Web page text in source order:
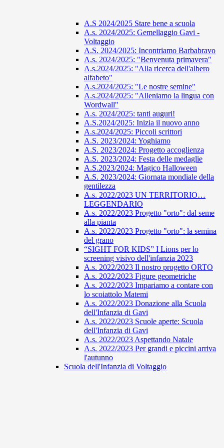
A.S 2024/2025 Stare bene a scuola
A.s. 2024/2025: Gemellaggio Gavi -
Voltaggio
A.S. 2024/2025: Incontriamo Barbabravo
A.s. 2024/2025: "Benvenuta primavera"
A.s.2024/2025: "Alla ricerca dell'albero
alfabeto"
A.s.2024/2025: "Le nostre semine"
A.s.2024/2025: "Alleniamo la lingua con
Wordwall"
A.s. 2024/2025: tanti auguri!
A.S.2024/2025: Inizia il nuovo anno
A.s.2024/2025: Piccoli scrittori
A.S. 2023/2024: Yoghiamo
A.S. 2023/2024: Progetto accoglienza
A.S. 2023/2024: Festa delle medaglie
A.S.2023/2024: Magico Halloween
A.S. 2023/2024: Giornata mondiale della
gentilezza
A.s. 2022/2023 UN TERRITORIO…
LEGGENDARIO
A.s. 2022/2023 Progetto "orto": dal seme
alla pianta
A.s. 2022/2023 Progetto "orto": la semina
del grano
“SIGHT FOR KIDS” I Lions per lo
screening visivo dell'infanzia 2023
A.s. 2022/2023 Il nostro progetto ORTO
A.s. 2022/2023 Figure geometriche
A.s. 2022/2023 Impariamo a contare con
lo scoiattolo Matemi
A.s. 2022/2023 Donazione alla Scuola
dell'Infanzia di Gavi
A.s. 2022/2023 Scuole aperte: Scuola
dell'Infanzia di Gavi
A.s. 2022/2023 Aspettando Natale
A.s. 2022/2023 Per grandi e piccini arriva
l'autunno
Scuola dell'Infanzia di Voltaggio